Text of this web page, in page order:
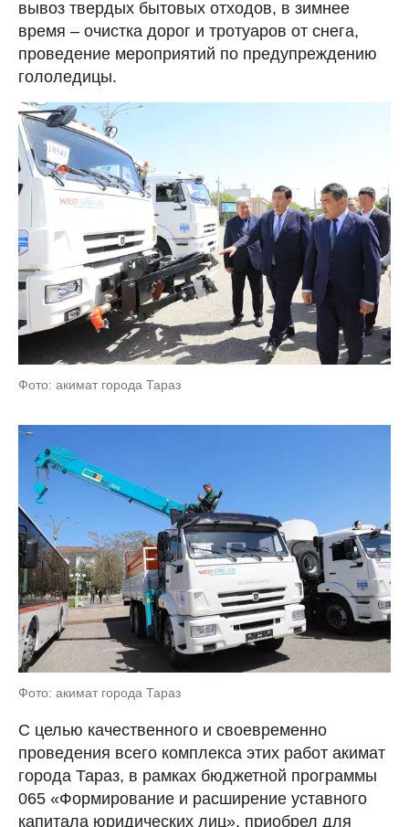
вывоз твердых бытовых отходов, в зимнее
время – очистка дорог и тротуаров от снега,
проведение мероприятий по предупреждению
гололедицы.
Фото: акимат города Тараз
Фото: акимат города Тараз
С целью качественного и своевременно
проведения всего комплекса этих работ акимат
города Тараз, в рамках бюджетной программы
065 «Формирование и расширение уставного
капитала юридических лиц», приобрел для